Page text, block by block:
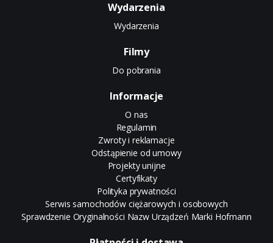
Wydarzenia
Wydarzenia
Filmy
Do pobrania
Informacje
O nas
Regulamin
Zwroty i reklamacje
Odstąpienie od umowy
Projekty unijne
Certyfikaty
Polityka prywatności
Serwis samochodów ciężarowych i osobowych
Sprawdzenie Oryginalności Nazw Urządzeń Marki Hofmann